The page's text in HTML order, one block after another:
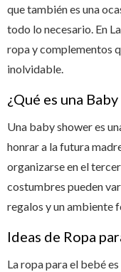
que también es una
todo lo necesario. En
ropa y complementos
inolvidable.
¿Qué es una
Una baby shower es
honrar a la futura
organizarse en el
costumbres pueden
regalos y un ambiente
Ideas de Ropa
La ropa para el bebé